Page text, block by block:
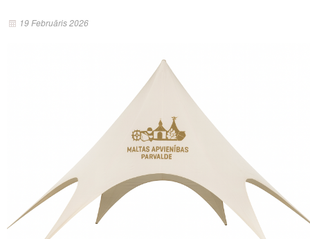
19 Februāris 2026